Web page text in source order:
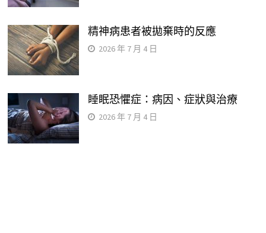
精神病患者被拋棄時的反應
2026 年 7 月 4 日
睡眠恐懼症：病因、症狀與治療
2026 年 7 月 4 日